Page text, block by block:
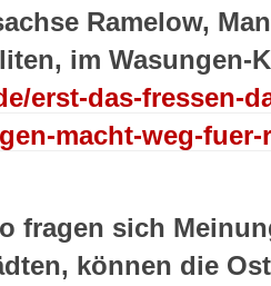
Ramelow,
im Wasungen-
erst-das-fressen-
macht-weg-fuer-
fragen sich
können die